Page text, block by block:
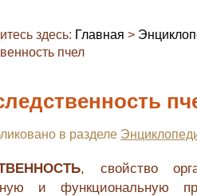
здесь: Главная >
пчел
в разделе
, свойство
и функциональную